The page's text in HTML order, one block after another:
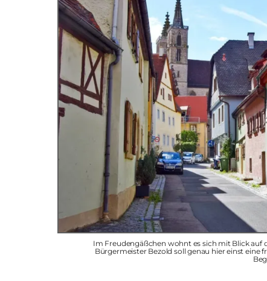
Im Freudengäßchen wohnt es sich mit Blick
Bürgermeister Bezold soll genau hier einst eine